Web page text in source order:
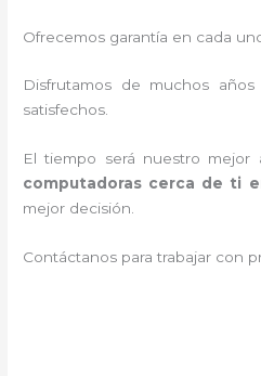
Ofrecemos garantía en cada
Disfrutamos de muchos
satisfechos.
El tiempo será nuestro mejor
computadoras cerca de ti
mejor decisión.
Contáctanos para trabajar con